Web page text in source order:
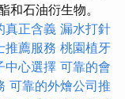
和石油衍生物。
真正含義 漏水打針
推薦服務 桃園植牙
中心選擇 可靠的會
可靠的外燴公司推